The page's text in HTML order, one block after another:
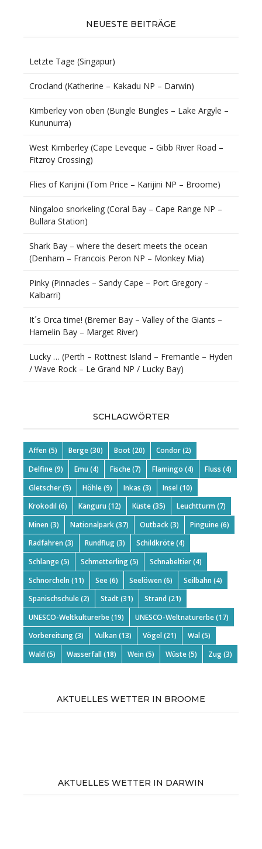
NEUESTE BEITRÄGE
Letzte Tage (Singapur)
Crocland (Katherine – Kakadu NP – Darwin)
Kimberley von oben (Bungle Bungles – Lake Argyle –
Kununurra)
West Kimberley (Cape Leveque – Gibb River Road –
Fitzroy Crossing)
Flies of Karijini (Tom Price – Karijini NP – Broome)
Ningaloo snorkeling (Coral Bay – Cape Range NP –
Bullara Station)
Shark Bay – where the desert meets the ocean
(Denham – Francois Peron NP – Monkey Mia)
Pinky (Pinnacles – Sandy Cape – Port Gregory –
Kalbarri)
It´s Orca time! (Bremer Bay – Valley of the Giants –
Hamelin Bay – Marget River)
Lucky … (Perth – Rottnest Island – Fremantle – Hyden
/ Wave Rock – Le Grand NP / Lucky Bay)
SCHLAGWÖRTER
Affen (5) Berge(30) Boot(20) Condor(2)
Delfine(9) Emu (4) Fische(7) Flamingo (4) Fluss (4)
Gletscher(5) Höhle(9) Inkas (3) Insel(10)
Krokodil(6) Känguru (12) Küste(35) Leuchtturm (7)
Minen (3) Nationalpark(37) Outback(3) Pinguine(6)
Radfahren (3) Rundflug(3) Schildkröte(4)
Schlange(5) Schmetterling(5) Schnabeltier(4)
Schnorcheln (11) See(6) Seelöwen (6) Seilbahn (4)
Spanischschule(2) Stadt(31) Strand (21)
UNESCO-Weltkulturerbe(19) UNESCO-Weltnaturerbe(17)
Vorbereitung(3) Vulkan (13) Vögel(21) Wal(5)
Wald (5) Wasserfall(18) Wein (5) Wüste(5) Zug(3)
AKTUELLES WETTER IN BROOME
AKTUELLES WETTER IN DARWIN